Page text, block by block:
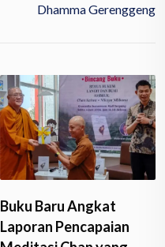
Dhamma Gerenggeng
Buku Baru Angkat
Laporan Pencapaian